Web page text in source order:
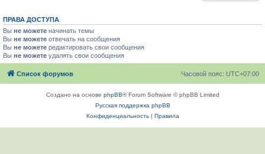
ПРАВА ДОСТУПА
Вы не можете начинать темы
Вы не можете отвечать на сообщения
Вы не можете редактировать свои сообщения
Вы не можете удалять свои сообщения
Список форумов Часовой пояс: UTC+07:00
Создано на основе phpBB® Forum Software © phpBB Limited
Русская поддержка phpBB
Конфиденциальность| Правила